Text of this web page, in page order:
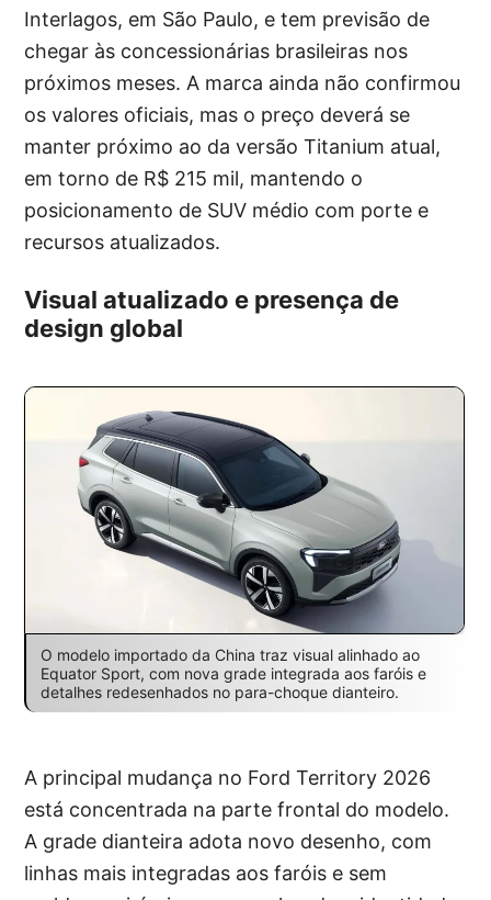
Interlagos, em São Paulo, e tem previsão de
chegar às concessionárias brasileiras nos
próximos meses. A marca ainda não confirmou
os valores oficiais, mas o preço deverá se
manter próximo ao da versão Titanium atual,
em torno de R$ 215 mil, mantendo o
posicionamento de SUV médio com porte e
recursos atualizados.
Visual atualizado e presença de
design global
O modelo importado da China traz visual alinhado ao
Equator Sport, com nova grade integrada aos faróis e
detalhes redesenhados no para-choque dianteiro.
A principal mudança no Ford Territory 2026
está concentrada na parte frontal do modelo.
A grade dianteira adota novo desenho, com
linhas mais integradas aos faróis e sem